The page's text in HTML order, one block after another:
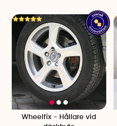
Wheelfix - Hållare vid